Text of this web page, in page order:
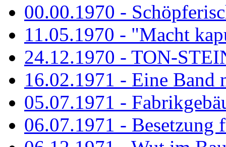
00.00.1970 -
11.05.1970 - "Macht
24.12.1970 - TON-
16.02.1971 - Eine Band
05.07.1971 -
06.07.1971 - Besetzung